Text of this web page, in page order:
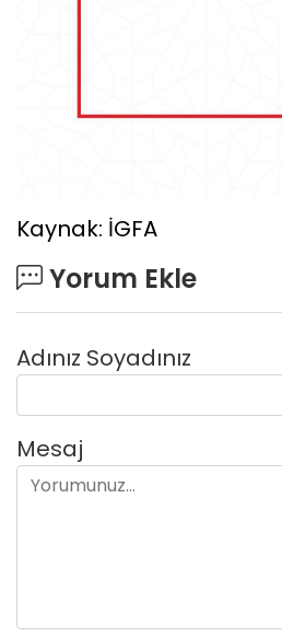
Kaynak: İGFA
Yorum Ekle
Adınız Soyadınız
Mesaj